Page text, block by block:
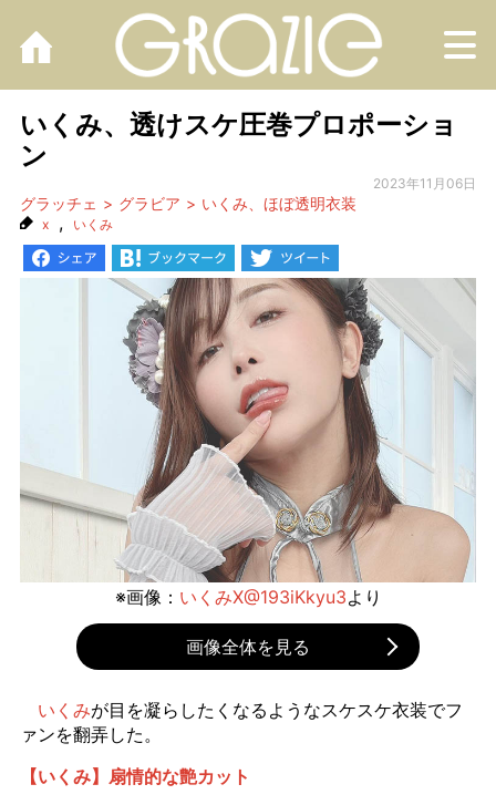
いくみ、透けスケ圧巻プロポーショ
ン
2023年11月06日
グラッチェ グラビア いくみ、ほぼ透明衣装
x , いくみ
※画像： いくみX@193iKkyu3より
画像全体を見る
いくみが目を凝らしたくなるようなスケスケ衣装でフ
ァンを翻弄した。
【いくみ】扇情的な艶カット